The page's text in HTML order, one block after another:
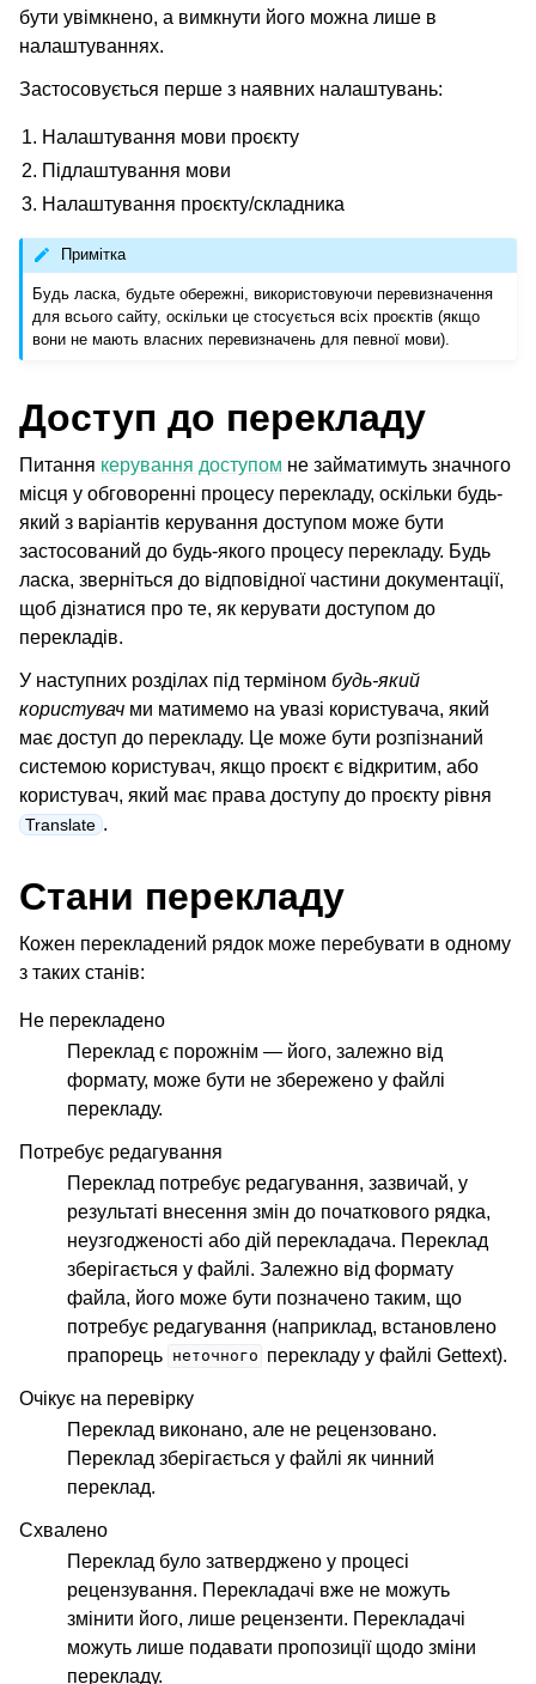
navigation of Настанови з налаштовування
бути увімкнено, а вимкнути його можна лише в
налаштуваннях.
Застосовується перше з наявних налаштувань:
Налаштування мови проєкту
Підлаштування мови
Налаштування проєкту/складника
Примітка
Будь ласка, будьте обережні, використовуючи перевизначення
для всього сайту, оскільки це стосується всіх проєктів (якщо
вони не мають власних перевизначень для певної мови).
Доступ до перекладу
Питання керування доступом не займатимуть значного
місця у обговоренні процесу перекладу, оскільки будь-
який з варіантів керування доступом може бути
застосований до будь-якого процесу перекладу. Будь
ласка, зверніться до відповідної частини документації,
щоб дізнатися про те, як керувати доступом до
перекладів.
У наступних розділах під терміном будь-який
користувач ми матимемо на увазі користувача, який
має доступ до перекладу. Це може бути розпізнаний
системою користувач, якщо проєкт є відкритим, або
користувач, який має права доступу до проєкту рівня
Translate .
Стани перекладу
Кожен перекладений рядок може перебувати в одному
з таких станів:
Не перекладено
Переклад є порожнім — його, залежно від
формату, може бути не збережено у файлі
перекладу.
Потребує редагування
Переклад потребує редагування, зазвичай, у
результаті внесення змін до початкового рядка,
неузгодженості або дій перекладача. Переклад
зберігається у файлі. Залежно від формату
файла, його може бути позначено таким, що
потребує редагування (наприклад, встановлено
прапорець неточного перекладу у файлі Gettext).
Очікує на перевірку
Переклад виконано, але не рецензовано.
Переклад зберігається у файлі як чинний
переклад.
Схвалено
Переклад було затверджено у процесі
рецензування. Перекладачі вже не можуть
змінити його, лише рецензенти. Перекладачі
можуть лише подавати пропозиції щодо зміни
перекладу.